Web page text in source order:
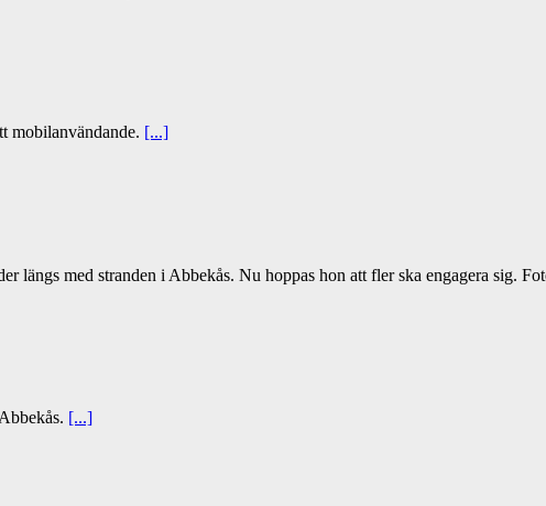
mobilanvändande. [...]
längs med stranden i Abbekås. Nu hoppas hon att fler ska engagera sig.
[...]